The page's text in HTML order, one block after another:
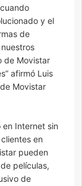
y el
de
de Movistar
afirmó Luis
Movistar
Internet sin
en
pueden
películas,
de